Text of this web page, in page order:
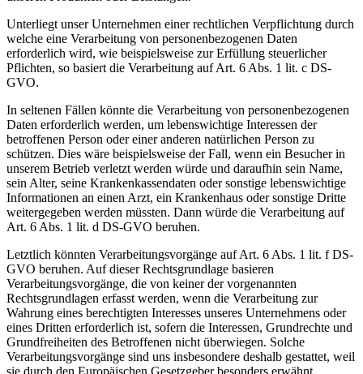
Unterliegt unser Unternehmen einer rechtlichen Verpflichtung durch
welche eine Verarbeitung von personenbezogenen Daten
erforderlich wird, wie beispielsweise zur Erfüllung steuerlicher
Pflichten, so basiert die Verarbeitung auf Art. 6 Abs. 1 lit. c DS-
GVO.
In seltenen Fällen könnte die Verarbeitung von personenbezogenen
Daten erforderlich werden, um lebenswichtige Interessen der
betroffenen Person oder einer anderen natürlichen Person zu
schützen. Dies wäre beispielsweise der Fall, wenn ein Besucher in
unserem Betrieb verletzt werden würde und daraufhin sein Name,
sein Alter, seine Krankenkassendaten oder sonstige lebenswichtige
Informationen an einen Arzt, ein Krankenhaus oder sonstige Dritte
weitergegeben werden müssten. Dann würde die Verarbeitung auf
Art. 6 Abs. 1 lit. d DS-GVO beruhen.
Letztlich könnten Verarbeitungsvorgänge auf Art. 6 Abs. 1 lit. f DS-
GVO beruhen. Auf dieser Rechtsgrundlage basieren
Verarbeitungsvorgänge, die von keiner der vorgenannten
Rechtsgrundlagen erfasst werden, wenn die Verarbeitung zur
Wahrung eines berechtigten Interesses unseres Unternehmens oder
eines Dritten erforderlich ist, sofern die Interessen, Grundrechte und
Grundfreiheiten des Betroffenen nicht überwiegen. Solche
Verarbeitungsvorgänge sind uns insbesondere deshalb gestattet, weil